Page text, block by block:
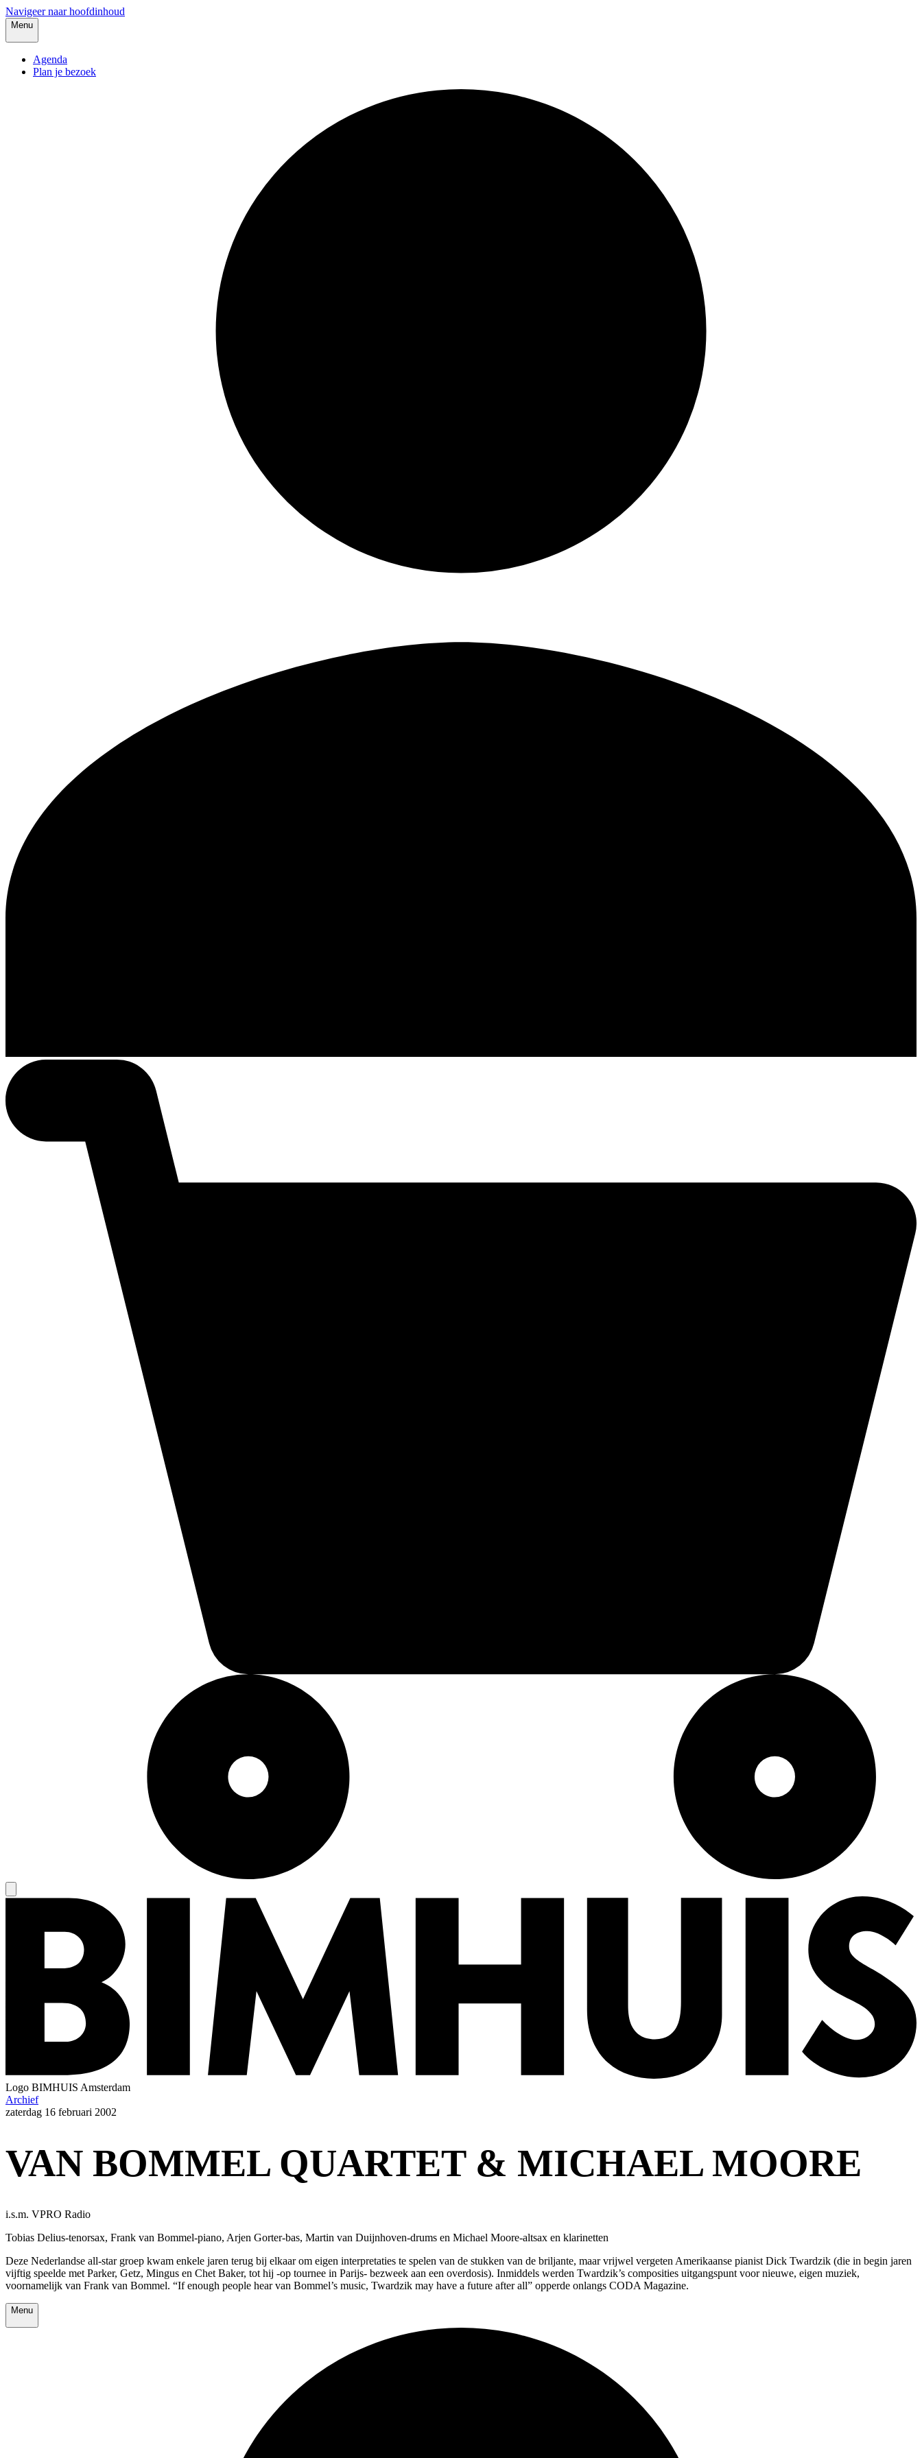
Navigeer naar hoofdinhoud
Menu
Agenda
Plan je bezoek
Logo BIMHUIS Amsterdam
Archief
zaterdag 16 februari 2002
VAN BOMMEL QUARTET & MICHAEL MOORE
i.s.m. VPRO Radio
Tobias Delius-tenorsax, Frank van Bommel-piano, Arjen Gorter-bas, Martin van Duijnhoven-drums en Michael Moore-altsax en klarinetten
Deze Nederlandse all-star groep kwam enkele jaren terug bij elkaar om eigen interpretaties te spelen van de stukken van de briljante, maar vrijwel vergeten Amerikaanse pianist Dick Twardzik (die in begin jaren
vijftig speelde met Parker, Getz, Mingus en Chet Baker, tot hij -op tournee in Parijs- bezweek aan een overdosis). Inmiddels werden Twardzik’s composities uitgangspunt voor nieuwe, eigen muziek,
voornamelijk van Frank van Bommel. “If enough people hear van Bommel’s music, Twardzik may have a future after all” opperde onlangs CODA Magazine.
Menu